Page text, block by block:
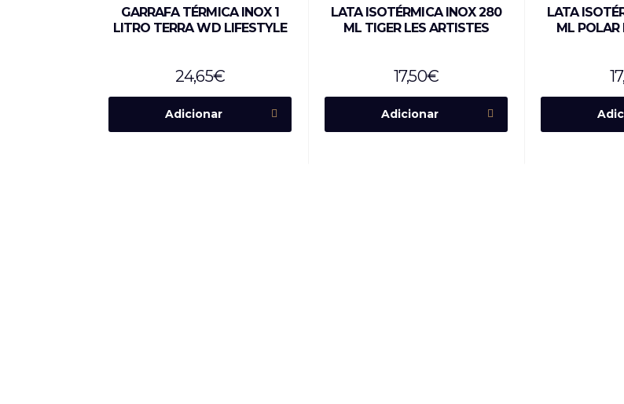
GARRAFA TÉRMICA INOX 1
LITRO TERRA WD LIFESTYLE
24,65€
Adicionar
LATA ISOTÉRMICA INOX 280
ML TIGER LES ARTISTES
17,50€
Adicionar
LATA
ML POLAR